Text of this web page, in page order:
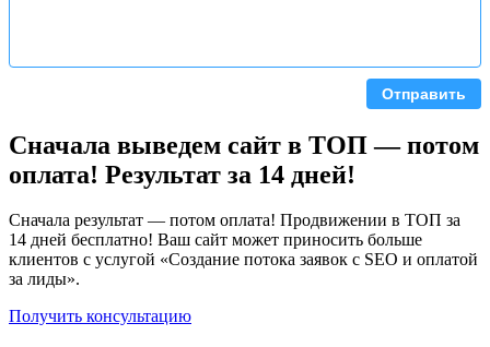
Отправить
Сначала выведем сайт в ТОП — потом
оплата! Результат за 14 дней!
Сначала результат — потом оплата! Продвижении в ТОП за
14 дней бесплатно! Ваш сайт может приносить больше
клиентов с услугой «Создание потока заявок с SEO и оплатой
за лиды».
Получить консультацию